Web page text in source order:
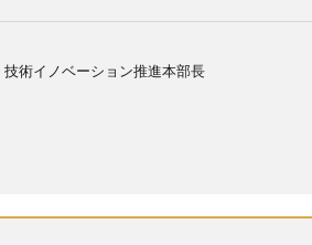
術イノベーション推進本部長